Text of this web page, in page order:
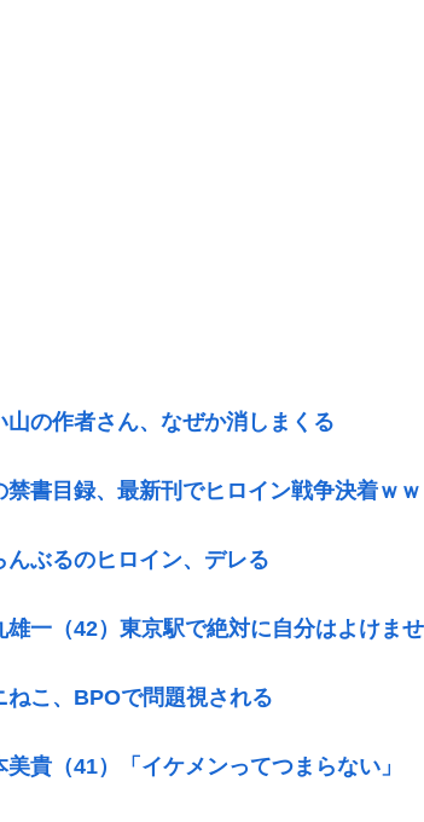
山の作者さん、なぜか消しまくる
禁書目録、最新刊でヒロイン戦争決着ｗ
んぶるのヒロイン、デレる
雄一（42）東京駅で絶対に自分はよけま
ねこ、BPOで問題視される
美貴（41）「イケメンってつまらない」